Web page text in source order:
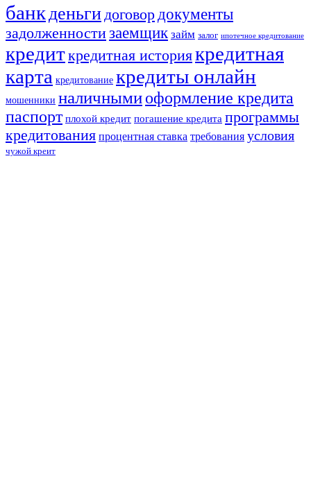
банк деньги договор документы
задолженностизаемщик займ залог ипотечное кредитование
кредиткредитная историякредитная
карта кредитование кредиты онлайн
мошенники наличнымиоформление кредита
паспорт плохой кредит погашение кредита программы
кредитования процентная ставка требования условия
чужой креит